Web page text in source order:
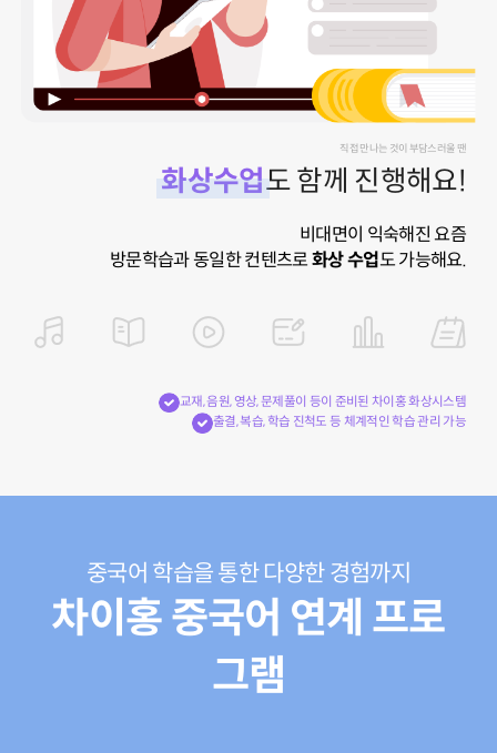
직접 만나는 것이 부담스러울 땐
화상수업도 함께 진행해요!
비대면이 익숙해진 요즘
방문학습과 동일한 컨텐츠로화상 수업도 가능해요.
교재, 음원, 영상, 문제풀이 등이 준비된 차이홍 화상시스템
출결, 복습, 학습 진척도 등 체계적인 학습 관리 가능
중국어 학습을 통한 다양한 경험까지
차이홍 중국어 연계 프로
그램